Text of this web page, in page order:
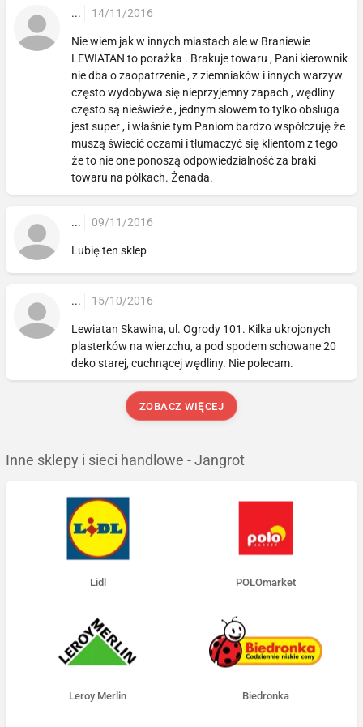
... 14/11/2016
Nie wiem jak w innych miastach ale w Braniewie
LEWIATAN to porażka . Brakuje towaru , Pani kierownik
nie dba o zaopatrzenie , z ziemniaków i innych warzyw
często wydobywa się nieprzyjemny zapach , wędliny
często są nieświeże , jednym słowem to tylko obsługa
jest super , i właśnie tym Paniom bardzo współczuję że
muszą świecić oczami i tłumaczyć się klientom z tego
że to nie one ponoszą odpowiedzialność za braki
towaru na półkach. Żenada.
... 09/11/2016
Lubię ten sklep
... 15/10/2016
Lewiatan Skawina, ul. Ogrody 101. Kilka ukrojonych
plasterków na wierzchu, a pod spodem schowane 20
deko starej, cuchnącej wędliny. Nie polecam.
ZOBACZ WIĘCEJ
Inne sklepy i sieci handlowe - Jangrot
Lidl POLOmarket
Leroy Merlin Biedronka